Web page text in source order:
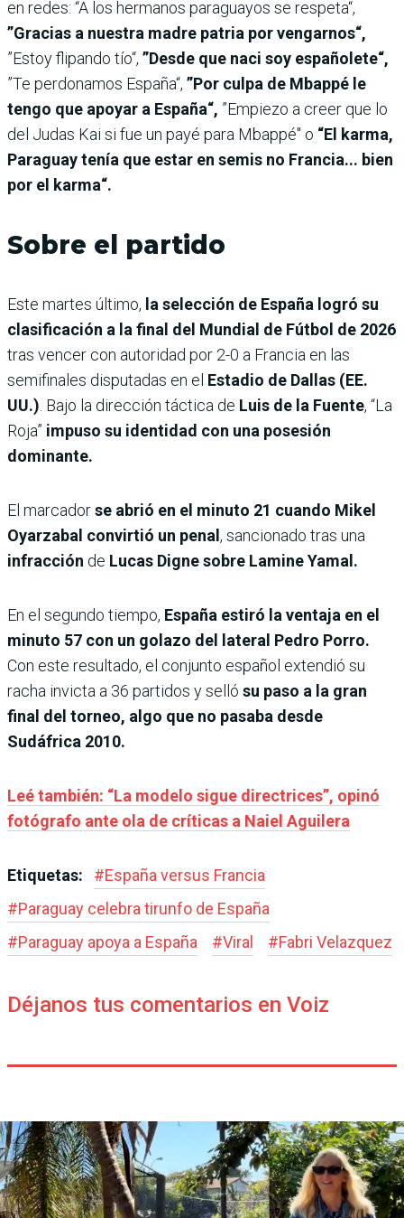
en redes: “A los hermanos paraguayos se respeta“,
”Gracias a nuestra madre patria por vengarnos“,
”Estoy flipando tío“, ”Desde que naci soy españolete“,
”Te perdonamos España“, ”Por culpa de Mbappé le
tengo que apoyar a España“, ”Empiezo a creer que lo
del Judas Kai si fue un payé para Mbappé" o “El karma,
Paraguay tenía que estar en semis no Francia... bien
por el karma“.
Sobre el partido
Este martes último, la selección de España logró su
clasificación a la final del Mundial de Fútbol de 2026
tras vencer con autoridad por 2-0 a Francia en las
semifinales disputadas en el Estadio de Dallas (EE.
UU.) . Bajo la dirección táctica de Luis de la Fuente, “La
Roja” impuso su identidad con una posesión
dominante.
El marcadorse abrió en el minuto 21 cuando Mikel
Oyarzabal convirtió un penal, sancionado tras una
infracción de Lucas Digne sobre Lamine Yamal.
En el segundo tiempo, España estiró la ventaja en el
minuto 57 con un golazo del lateral Pedro Porro.
Con este resultado, el conjunto español extendió su
racha invicta a 36 partidos y selló su paso a la gran
final del torneo, algo que no pasaba desde
Sudáfrica 2010.
Leé también: “La modelo sigue directrices”, opinó
fotógrafo ante ola de críticas a Naiel Aguilera
Etiquetas: #España versus Francia
#Paraguay celebra tirunfo de España
#Paraguay apoya a España #Viral #Fabri Velazquez
Déjanos tus comentarios en Voiz